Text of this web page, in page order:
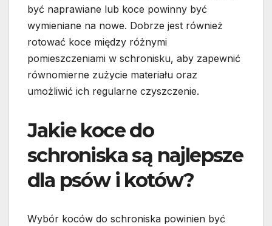
być naprawiane lub koce powinny być
wymieniane na nowe. Dobrze jest również
rotować koce między różnymi
pomieszczeniami w schronisku, aby zapewnić
równomierne zużycie materiału oraz
umożliwić ich regularne czyszczenie.
Jakie koce do
schroniska są najlepsze
dla psów i kotów?
Wybór koców do schroniska powinien być